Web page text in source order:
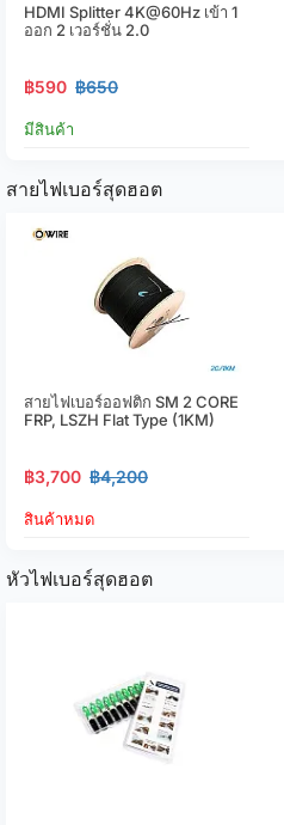
HDMI Splitter 4K@60Hz เข้า 1
ออก 2 เวอร์ชั่น 2.0
฿590 ฿650
มีสินค้า
สายไฟเบอร์สุดฮอต
สายไฟเบอร์ออฟติก SM 2 CORE
FRP, LSZH Flat Type (1KM)
฿3,700 ฿4,200
สินค้าหมด
หัวไฟเบอร์สุดฮอต